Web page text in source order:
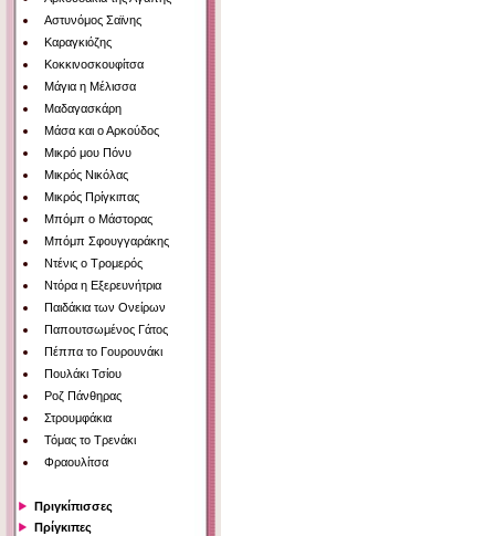
Αστυνόμος Σαϊνης
Καραγκιόζης
Κοκκινοσκουφίτσα
Μάγια η Μέλισσα
Μαδαγασκάρη
Μάσα και ο Αρκούδος
Μικρό μου Πόνυ
Μικρός Νικόλας
Μικρός Πρίγκιπας
Μπόμπ ο Μάστορας
Μπόμπ Σφουγγαράκης
Ντένις ο Τρομερός
Ντόρα η Εξερευνήτρια
Παιδάκια των Ονείρων
Παπουτσωμένος Γάτος
Πέππα το Γουρουνάκι
Πουλάκι Τσίου
Ροζ Πάνθηρας
Στρουμφάκια
Τόμας το Τρενάκι
Φραουλίτσα
Πριγκίπισσες
Πρίγκιπες